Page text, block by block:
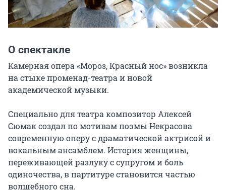
О спектакле
Камерная опера «Мороз, Красный нос» возникла
на стыке променад-театра и новой
академической музыки.
Специально для театра композитор Алексей
Сюмак создал по мотивам поэмы Некрасова
современную оперу с драматической актрисой и
вокальным ансамблем. История женщины,
переживающей разлуку с супругом и боль
одиночества, в партитуре становится частью
волшебного сна.